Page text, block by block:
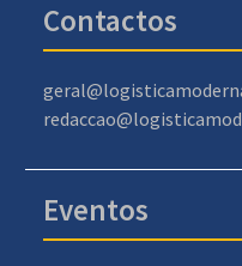
Contactos
Eventos